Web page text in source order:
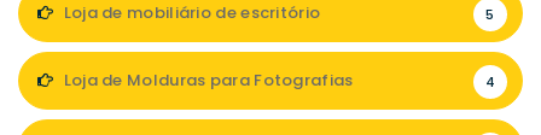
Loja de mobiliário de escritório 5
Loja de Molduras para Fotografias 4